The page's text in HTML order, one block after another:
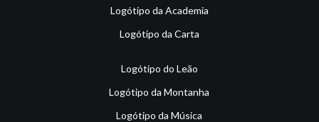
Logótipo da Academia
Logótipo da Carta
Logótipo do Leão
Logótipo da Montanha
Logótipo da Música